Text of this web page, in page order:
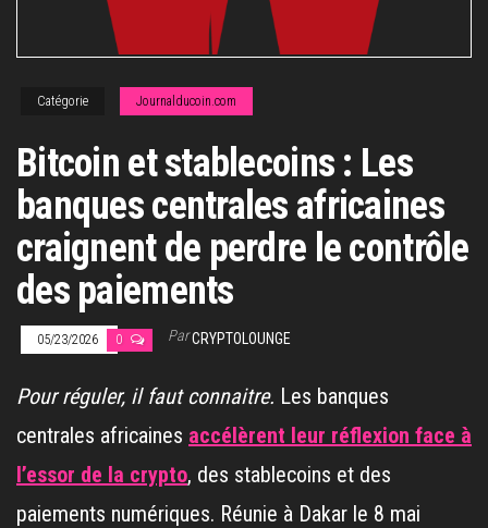
Catégorie Journalducoin.com
Bitcoin et stablecoins : Les
banques centrales africaines
craignent de perdre le contrôle
des paiements
05/23/2026 0 ParCRYPTOLOUNGE
Pour réguler, il faut connaitre. Les banques
centrales africaines accélèrent leur réflexion face à
l’essor de la crypto, des stablecoins et des
paiements numériques. Réunie à Dakar le 8 mai